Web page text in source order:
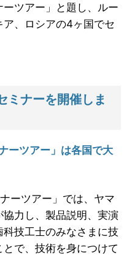
ーツアー」と題し、ルー
、ロシアの4ヶ国でセ
ミナーを開催しま
ーツアー」は各国で大
ーツアー」では、ヤマ
力し、製品説明、実演
技工士のみなさまに技
で、技術を身につけて